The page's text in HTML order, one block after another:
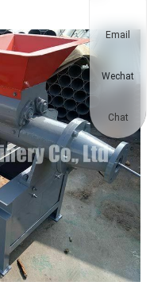
Email
Wechat
Chat